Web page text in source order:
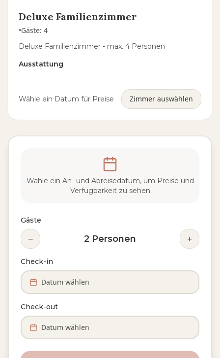
Deluxe Familienzimmer
•Gäste: 4
Deluxe Familienzimmer - max. 4 Personen
Ausstattung
Wähle ein Datum für Preise Zimmer auswählen
Wähle ein An- und Abreisedatum, um Preise und
Verfügbarkeit zu sehen
Gäste
− 2 Personen +
Check-in
Datum wählen
Check-out
Datum wählen